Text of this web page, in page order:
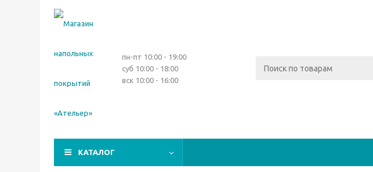
пн-пт 10:00 - 19:00
суб 10:00 - 18:00
вск 10:00 - 16:00
КАТАЛОГ